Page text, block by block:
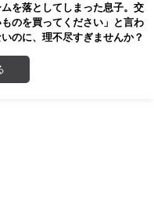
を落としてしまった息子。交
のを買ってください」と言わ
のに、理不尽すぎませんか？